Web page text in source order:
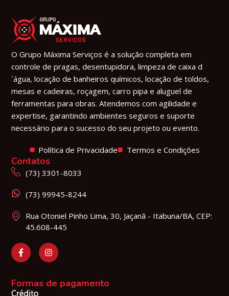
O Grupo Máxima Serviços é a solução completa em
controle de pragas, desentupidora, limpeza de caixa d
´água, locação de banheiros químicos, locação de toldos,
mesas e cadeiras, roçagem, carro pipa e aluguel de
ferramentas para obras. Atendemos com agilidade e
expertise, garantindo ambientes seguros e suporte
necessário para o sucesso do seu projeto ou evento.
Política de Privacidade Termos e Condições
Contatos
(73) 3301-8033
(73) 99945-8244
Rua Otoniel Pinho Lima, 30, Jaçanã - Itabuna/BA, CEP:
45.608-445
Formas de pagamento